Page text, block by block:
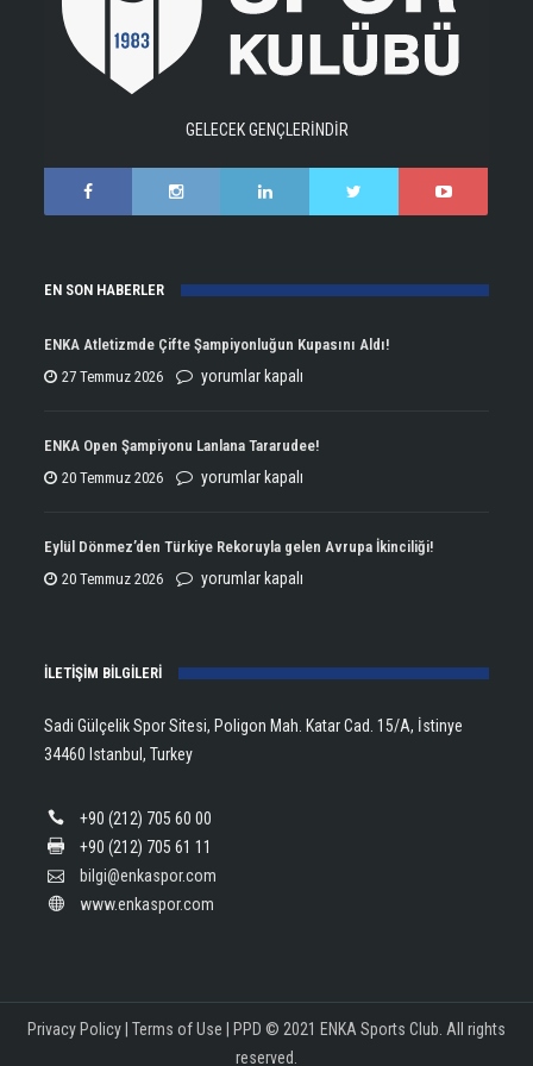
GELECEK GENÇLERİNDİR
EN SON HABERLER
ENKA Atletizmde Çifte Şampiyonluğun Kupasını Aldı!
27 Temmuz 2026
ENKA
Çifte
Şampiyonluğun
Aldı!
yorumlar kapalı
ENKA Open Şampiyonu Lanlana Tararudee!
20 Temmuz 2026
ENKA
Şampiyonu
Lanlana
yorumlar kapalı
Eylül Dönmez’den Türkiye Rekoruyla gelen Avrupa İkinciliği!
20 Temmuz 2026
Eylül
Rekoruyla
Avrupa
yorumlar kapalı
İLETİŞİM BİLGİLERİ
Sadi Gülçelik Spor Sitesi, Poligon Mah. Katar Cad. 15/A, İstinye
34460 Istanbul, Turkey
+90 (212) 705 60 00
+90 (212) 705 61 11
bilgi@enkaspor.com
www.enkaspor.com
Privacy Policy Terms of Use PPD © 2021 ENKA Sports Club. All rights
reserved.